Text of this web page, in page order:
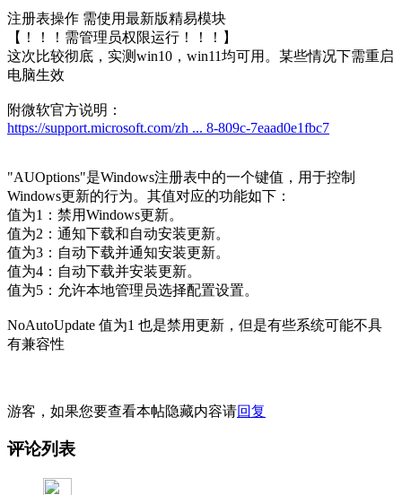
注册表操作 需使用最新版精易模块
【！！！需管理员权限运行！！！】
这次比较彻底，实测win10，win11均可用。某些情况下需重启
电脑生效
附微软官方说明：
https://support.microsoft.com/zh ... 8-809c-7eaad0e1fbc7
"AUOptions"是Windows注册表中的一个键值，用于控制
Windows更新的行为。其值对应的功能如下：
值为1：禁用Windows更新。
值为2：通知下载和自动安装更新。
值为3：自动下载并通知安装更新。
值为4：自动下载并安装更新。
值为5：允许本地管理员选择配置设置。
NoAutoUpdate 值为1 也是禁用更新，但是有些系统可能不具
有兼容性
游客，如果您要查看本帖隐藏内容请回复
评论列表